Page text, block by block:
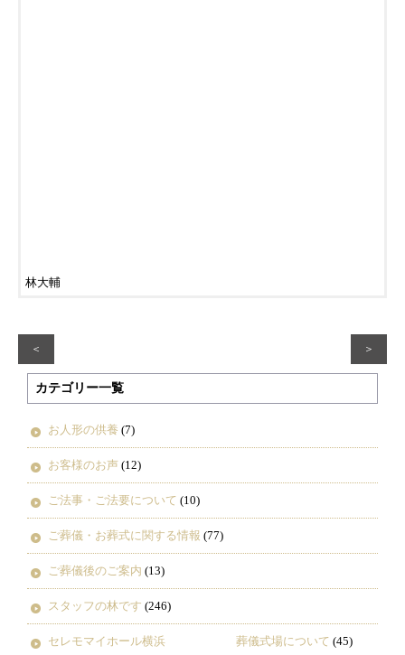
林大輔
＜ ＞
カテゴリー一覧
お人形の供養 (7)
お客様のお声 (12)
ご法事・ご法要について (10)
ご葬儀・お葬式に関する情報 (77)
ご葬儀後のご案内 (13)
スタッフの林です (246)
セレモマイホール横浜 葬儀式場について (45)